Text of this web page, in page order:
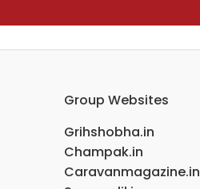
Group Websites
Grihshobha.in
Champak.in
Caravanmagazine.in